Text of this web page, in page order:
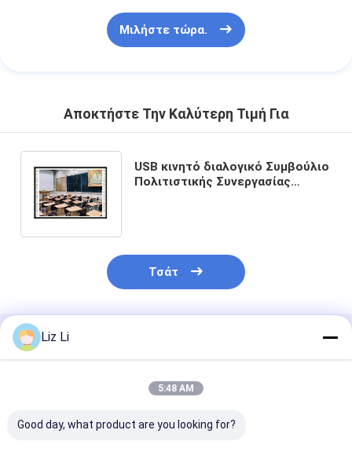
Μιλήστε τώρα.
Αποκτήστε Την Καλύτερη Τιμή Για
USB κινητό διαλογικό Συμβούλιο
Πολιτιστικής Συνεργασίας
Τσάτ
Συνιστώμενα Προϊόντα
Liz Li
5:48 AM
Good day, what product are you looking for?